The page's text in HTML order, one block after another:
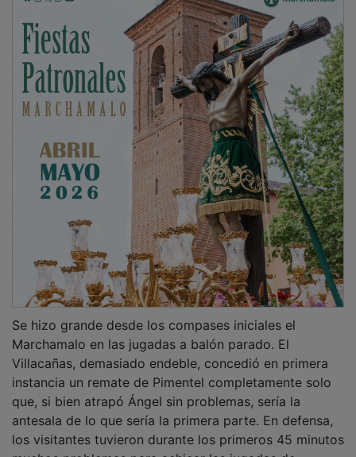
Marchamalo en las jugadas a balón parado. El
Villacañas, demasiado endeble, concedió en primera
instancia un remate de Pimentel completamente solo
que, si bien atrapó Ángel sin problemas, sería la
antesala de lo que sería la primera parte. En defensa,
los visitantes tuvieron durante los primeros 45 minutos
muchos problemas para achicar las jugadas de